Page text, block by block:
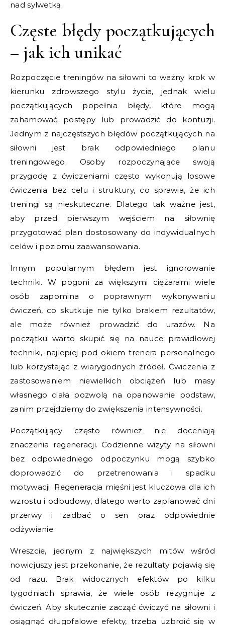
nad sylwetką.
Częste błędy początkujących
– jak ich unikać
Rozpoczęcie treningów na siłowni to ważny krok w
kierunku zdrowszego stylu życia, jednak wielu
początkujących popełnia błędy, które mogą
zahamować postępy lub prowadzić do kontuzji.
Jednym z najczęstszych błędów początkujących na
siłowni jest brak odpowiedniego planu
treningowego. Osoby rozpoczynające swoją
przygodę z ćwiczeniami często wykonują losowe
ćwiczenia bez celu i struktury, co sprawia, że ich
treningi są nieskuteczne. Dlatego tak ważne jest,
aby przed pierwszym wejściem na siłownię
przygotować plan dostosowany do indywidualnych
celów i poziomu zaawansowania.
Innym popularnym błędem jest ignorowanie
techniki. W pogoni za większymi ciężarami wiele
osób zapomina o poprawnym wykonywaniu
ćwiczeń, co skutkuje nie tylko brakiem rezultatów,
ale może również prowadzić do urazów. Na
początku warto skupić się na nauce prawidłowej
techniki, najlepiej pod okiem trenera personalnego
lub korzystając z wiarygodnych źródeł. Ćwiczenia z
zastosowaniem niewielkich obciążeń lub masy
własnego ciała pozwolą na opanowanie podstaw,
zanim przejdziemy do zwiększenia intensywności.
Początkujący często również nie doceniają
znaczenia regeneracji. Codzienne wizyty na siłowni
bez odpowiedniego odpoczynku mogą szybko
doprowadzić do przetrenowania i spadku
motywacji. Regeneracja mięśni jest kluczowa dla ich
wzrostu i odbudowy, dlatego warto zaplanować dni
przerwy i zadbać o sen oraz odpowiednie
odżywianie.
Wreszcie, jednym z największych mitów wśród
nowicjuszy jest przekonanie, że rezultaty pojawią się
od razu. Brak widocznych efektów po kilku
tygodniach sprawia, że wiele osób rezygnuje z
ćwiczeń. Aby skutecznie zacząć ćwiczyć na siłowni i
osiągnąć długofalowe efekty, trzeba uzbroić się w